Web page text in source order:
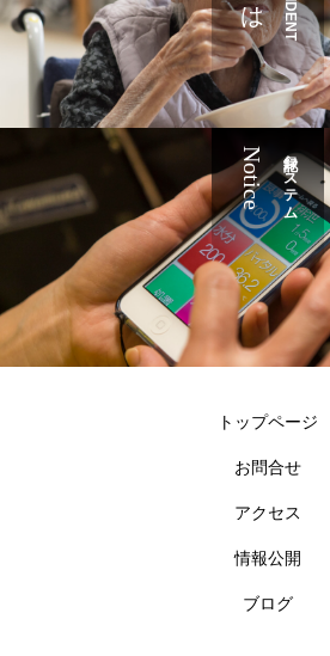
記録システム
Notice
トップページ
お問合せ
アクセス
情報公開
ブログ